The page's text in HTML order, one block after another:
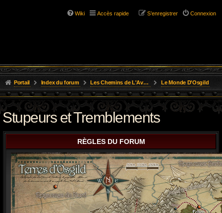
Wiki Accès rapide Connexion
S’enregistrer
Portail Index du forum Les Chemins de L'Aventure Le Monde D'Osgild
Stupeurs et Tremblements
RÈGLES DU FORUM